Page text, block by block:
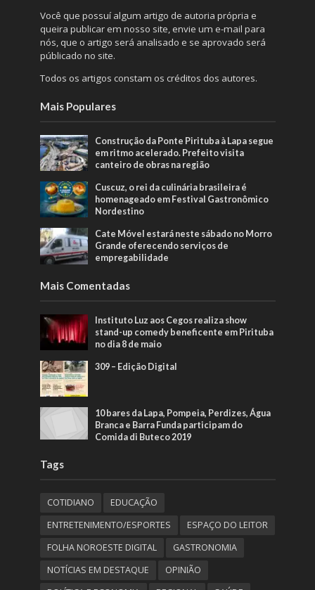
Você que possuí algum artigo de autoria própria e
queira publicar em nosso site, envie um e-mail para
nós, que o artigo será analisado e se aprovado será
públicado no site.
Todos os artigos constam os créditos dos autores.
Mais Populares
Construção da Ponte Pirituba à Lapa segue
em ritmo acelerado. Prefeito visita
canteiro de obras na região
Cuscuz, o rei da culinária brasileira é
homenageado em Festival Gastronômico
Nordestino
Cate Móvel estará neste sábado no Morro
Grande oferecendo serviços de
empregabilidade
Mais Comentadas
Instituto Luz aos Cegos realiza show
stand-up comedy beneficente em Pirituba
no dia 8 de maio
309 – Edição Digital
10 bares da Lapa, Pompeia, Perdizes, Água
Branca e Barra Funda participam do
Comida di Buteco 2019
Tags
COTIDIANO
EDUCAÇÃO
ENTRETENIMENTO/ESPORTES
ESPAÇO DO LEITOR
FOLHA NOROESTE DIGITAL
GASTRONOMIA
NOTÍCIAS EM DESTAQUE
OPINIÃO